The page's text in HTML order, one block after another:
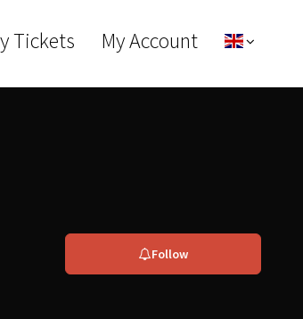
Tickets My Account
Follow